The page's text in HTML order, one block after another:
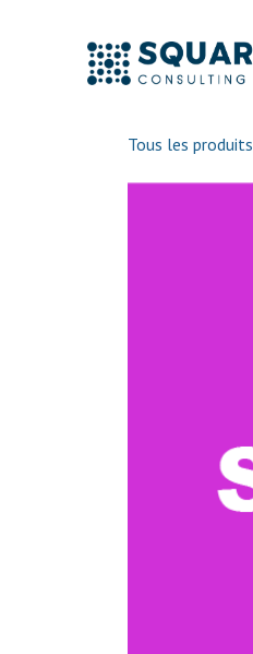
Se rendre au contenu
Tous les produits